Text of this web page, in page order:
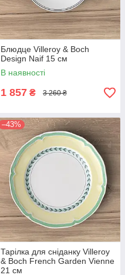
Блюдце Villeroy & Boch
Design Naif 15 см
В наявності
1 857 ₴ 3 260 ₴
–43%
Тарілка для сніданку Villeroy
& Boch French Garden Vienne
21 см